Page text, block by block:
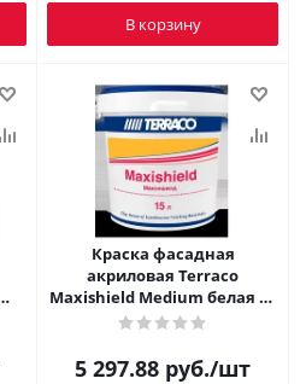
В корзину
Краска фасадная
акриловая Terraco
Maxishield Medium белая 15
л
5 297.88 руб./шт